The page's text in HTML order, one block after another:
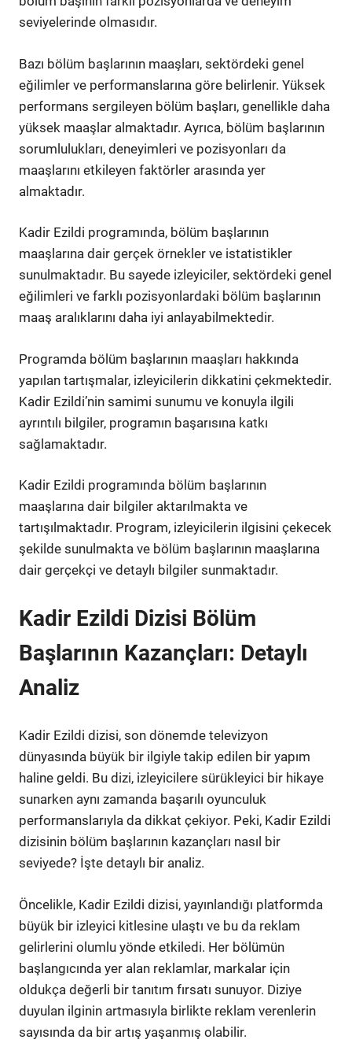
seviyelerinde olmasıdır.
Bazı bölüm başlarının maaşları, sektördeki genel
eğilimler ve performanslarına göre belirlenir. Yüksek
performans sergileyen bölüm başları, genellikle daha
yüksek maaşlar almaktadır. Ayrıca, bölüm başlarının
sorumlulukları, deneyimleri ve pozisyonları da
maaşlarını etkileyen faktörler arasında yer
almaktadır.
Kadir Ezildi programında, bölüm başlarının
maaşlarına dair gerçek örnekler ve istatistikler
sunulmaktadır. Bu sayede izleyiciler, sektördeki genel
eğilimleri ve farklı pozisyonlardaki bölüm başlarının
maaş aralıklarını daha iyi anlayabilmektedir.
Programda bölüm başlarının maaşları hakkında
yapılan tartışmalar, izleyicilerin dikkatini çekmektedir.
Kadir Ezildi’nin samimi sunumu ve konuyla ilgili
ayrıntılı bilgiler, programın başarısına katkı
sağlamaktadır.
Kadir Ezildi programında bölüm başlarının
maaşlarına dair bilgiler aktarılmakta ve
tartışılmaktadır. Program, izleyicilerin ilgisini çekecek
şekilde sunulmakta ve bölüm başlarının maaşlarına
dair gerçekçi ve detaylı bilgiler sunmaktadır.
Kadir Ezildi Dizisi Bölüm
Başlarının Kazançları: Detaylı
Analiz
Kadir Ezildi dizisi, son dönemde televizyon
dünyasında büyük bir ilgiyle takip edilen bir yapım
haline geldi. Bu dizi, izleyicilere sürükleyici bir hikaye
sunarken aynı zamanda başarılı oyunculuk
performanslarıyla da dikkat çekiyor. Peki, Kadir Ezildi
dizisinin bölüm başlarının kazançları nasıl bir
seviyede? İşte detaylı bir analiz.
Öncelikle, Kadir Ezildi dizisi, yayınlandığı platformda
büyük bir izleyici kitlesine ulaştı ve bu da reklam
gelirlerini olumlu yönde etkiledi. Her bölümün
başlangıcında yer alan reklamlar, markalar için
oldukça değerli bir tanıtım fırsatı sunuyor. Diziye
duyulan ilginin artmasıyla birlikte reklam verenlerin
sayısında da bir artış yaşanmış olabilir.